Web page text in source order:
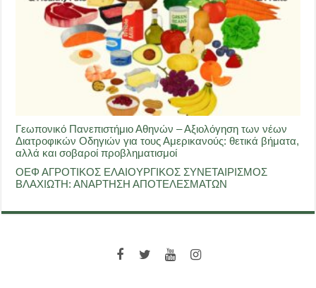
Γεωπονικό Πανεπιστήμιο Αθηνών – Αξιολόγηση των νέων
Διατροφικών Οδηγιών για τους Αμερικανούς: θετικά βήματα,
αλλά και σοβαροί προβληματισμοί
ΟΕΦ ΑΓΡΟΤΙΚΟΣ ΕΛΑΙΟΥΡΓΙΚΟΣ ΣΥΝΕΤΑΙΡΙΣΜΟΣ
ΒΛΑΧΙΩΤΗ: ΑΝΑΡΤΗΣΗ ΑΠΟΤΕΛΕΣΜΑΤΩΝ